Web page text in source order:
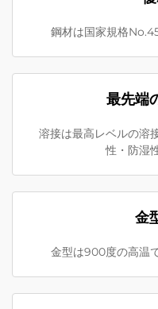
鋼材は国家規格
最先端
溶接は最高レベルの溶
性・防湿
金
金型は900度の高温